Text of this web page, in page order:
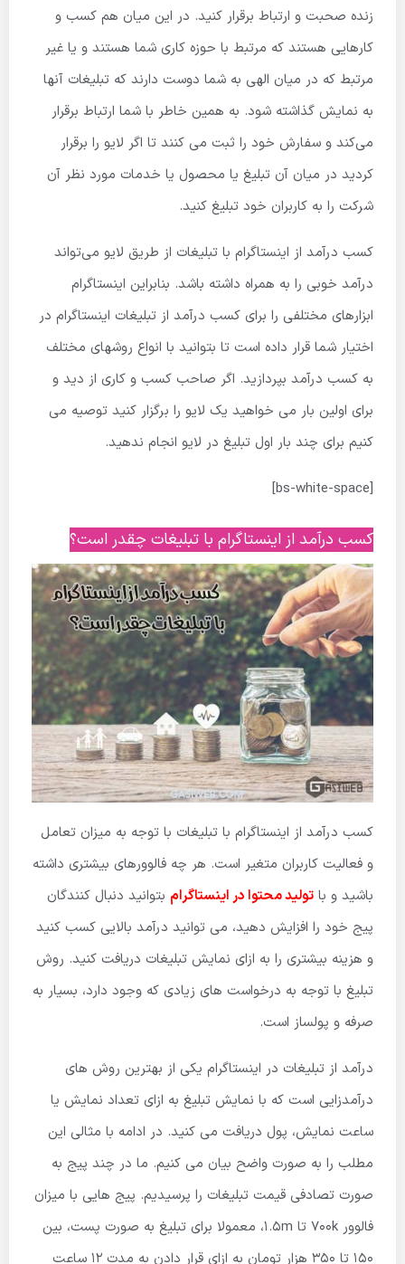
زنده صحبت و ارتباط برقرار کنید. در این میان هم کسب و
کارهایی هستند که مرتبط با حوزه کاری شما هستند و یا غیر
مرتبط که در میان الهی به شما دوست دارند که تبلیغات آنها
به نمایش گذاشته شود. به همین خاطر با شما ارتباط برقرار
می‌کند و سفارش خود را ثبت می کنند تا اگر لایو را برقرار
کردید در میان آن تبلیغ یا محصول یا خدمات مورد نظر آن
شرکت را به کاربران خود تبلیغ کنید.
کسب درآمد از اینستاگرام با تبلیغات از طریق لایو می‌تواند
درآمد خوبی را به همراه داشته باشد. بنابراین اینستاگرام
ابزارهای مختلفی را برای کسب درآمد از تبلیغات اینستاگرام در
اختیار شما قرار داده است تا بتوانید با انواع روشهای مختلف
به کسب درآمد بپردازید. اگر صاحب کسب و کاری از دید و
برای اولین بار می خواهید یک لایو را برگزار کنید توصیه می
کنیم برای چند بار اول تبلیغ در لایو انجام ندهید.
[bs-white-space]
کسب درآمد از اینستاگرام با تبلیغات چقدر است؟
کسب درآمد از اینستاگرام با تبلیغات با توجه به میزان تعامل
و فعالیت کاربران متغیر است. هر چه فالوورهای بیشتری داشته
باشید و با تولید محتوا در اینستاگرام بتوانید دنبال کنندگان
پیج خود را افزایش دهید، می توانید درآمد بالایی کسب کنید
و هزینه بیشتری را به ازای نمایش تبلیغات دریافت کنید. روش
تبلیغ با توجه به درخواست های زیادی که وجود دارد، بسیار به
صرفه و پولساز است.
درآمد از تبلیغات در اینستاگرام یکی از بهترین روش های
درآمدزایی است که با نمایش تبلیغ به ازای تعداد نمایش یا
ساعت نمایش، پول دریافت می کنید. در ادامه با مثالی این
مطلب را به صورت واضح بیان می کنیم. ما در چند پیج به
صورت تصادفی قیمت تبلیغات را پرسیدیم. پیج هایی با میزان
فالوور
700k تا 1.5m، معمولا برای تبلیغ به صورت پست، بین
150 تا 350 هزار تومان به ازای قرار دادن به مدت 12 ساعت